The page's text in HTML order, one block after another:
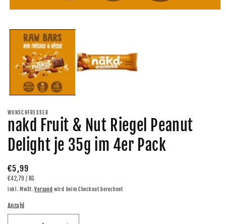
in
Modal
öffnen
WUNSCHFRESSER
nakd Fruit & Nut Riegel Peanut
Delight je 35g im 4er Pack
Normaler
Preis
€5,99
GRUNDPREIS
€42,79 / PRO
KG
inkl. MwSt.Versand wird beim Checkout berechnet
Anzahl